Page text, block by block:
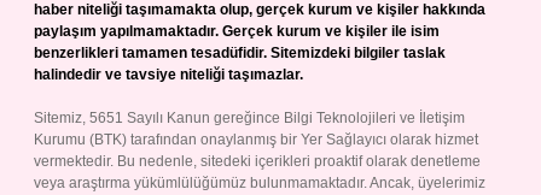
haber niteliği taşımamakta olup, gerçek kurum ve kişiler hakkında
paylaşım yapılmamaktadır. Gerçek kurum ve kişiler ile isim
benzerlikleri tamamen tesadüfidir. Sitemizdeki bilgiler taslak
halindedir ve tavsiye niteliği taşımazlar.
Sitemiz, 5651 Sayılı Kanun gereğince Bilgi Teknolojileri ve İletişim
Kurumu (BTK) tarafından onaylanmış bir Yer Sağlayıcı olarak hizmet
vermektedir. Bu nedenle, sitedeki içerikleri proaktif olarak denetleme
veya araştırma yükümlülüğümüz bulunmamaktadır. Ancak, üyelerimiz